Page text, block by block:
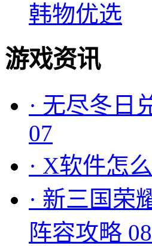
韩物优选
游戏资讯
· 无尽冬日
07
· X软件怎
· 新三国荣
阵容攻略